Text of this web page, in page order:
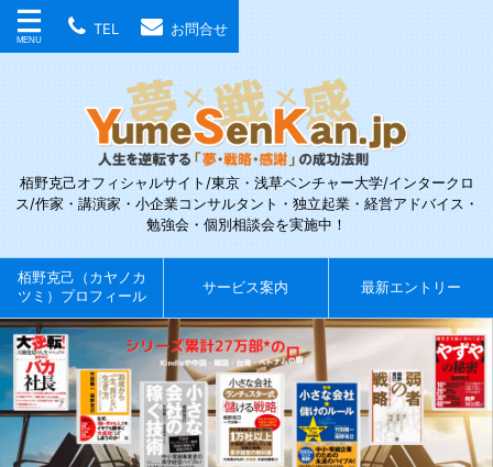
TEL お問合せ
栢野克己オフィシャルサイト/東京・浅草ベンチャー大学/インタークロ
ス/作家・講演家・小企業コンサルタント・独立起業・経営アドバイス・
勉強会・個別相談会を実施中！
栢野克己（カヤノカ
ツミ）プロフィール
サービス案内 最新エントリー